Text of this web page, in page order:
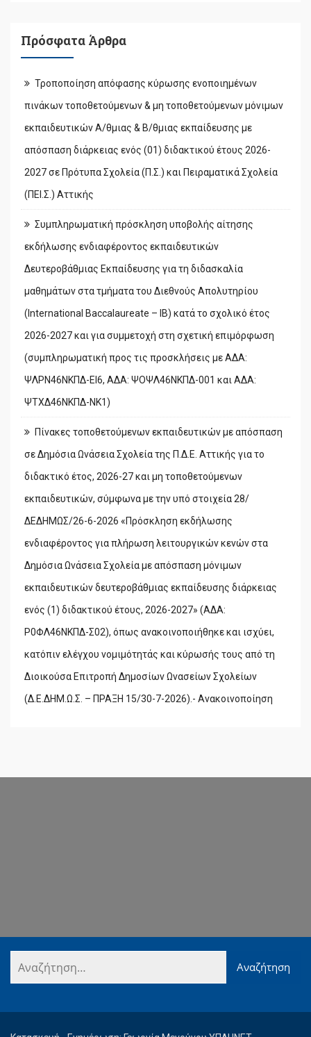
Πρόσφατα Άρθρα
Τροποποίηση απόφασης κύρωσης ενοποιημένων
πινάκων τοποθετούμενων & μη τοποθετούμενων μόνιμων
εκπαιδευτικών Α/θμιας & Β/θμιας εκπαίδευσης με
απόσπαση διάρκειας ενός (01) διδακτικού έτους 2026-
2027 σε Πρότυπα Σχολεία (Π.Σ.) και Πειραματικά Σχολεία
(ΠΕΙ.Σ.) Αττικής
Συμπληρωματική πρόσκληση υποβολής αίτησης
εκδήλωσης ενδιαφέροντος εκπαιδευτικών
Δευτεροβάθμιας Εκπαίδευσης για τη διδασκαλία
μαθημάτων στα τμήματα του Διεθνούς Απολυτηρίου
(International Baccalaureate – IB) κατά το σχολικό έτος
2026-2027 και για συμμετοχή στη σχετική επιμόρφωση
(συμπληρωματική προς τις προσκλήσεις με ΑΔΑ:
ΨΛΡΝ46ΝΚΠΔ-ΕΙ6, ΑΔΑ: ΨΟΨΛ46ΝΚΠΔ-001 και ΑΔΑ:
ΨΤΧΔ46ΝΚΠΔ-ΝΚ1)
Πίνακες τοποθετούμενων εκπαιδευτικών με απόσπαση
σε Δημόσια Ωνάσεια Σχολεία της Π.Δ.Ε. Αττικής για το
διδακτικό έτος, 2026-27 και μη τοποθετούμενων
εκπαιδευτικών, σύμφωνα με την υπό στοιχεία 28/
ΔΕΔΗΜΩΣ/26-6-2026 «Πρόσκληση εκδήλωσης
ενδιαφέροντος για πλήρωση λειτουργικών κενών στα
Δημόσια Ωνάσεια Σχολεία με απόσπαση μόνιμων
εκπαιδευτικών δευτεροβάθμιας εκπαίδευσης διάρκειας
ενός (1) διδακτικού έτους, 2026-2027» (ΑΔΑ:
Ρ0ΦΛ46ΝΚΠΔ-Σ02), όπως ανακοινοποιήθηκε και ισχύει,
κατόπιν ελέγχου νομιμότητάς και κύρωσής τους από τη
Διοικούσα Επιτροπή Δημοσίων Ωνασείων Σχολείων
(Δ.Ε.ΔΗΜ.Ω.Σ. – ΠΡΑΞΗ 15/30-7-2026).- Ανακοινοποίηση